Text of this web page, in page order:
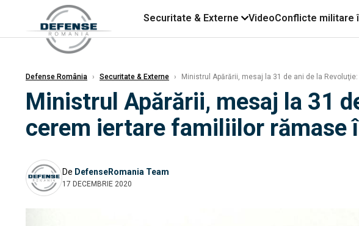
Securitate & Externe VideoConflicte militare
Defense România › Securitate & Externe › Ministrul Apărării, mesaj la 31 de ani de la
Ministrul Apărării, mesaj la 31
cerem iertare familiilor rămase
De DefenseRomania Team
17 DECEMBRIE 2020